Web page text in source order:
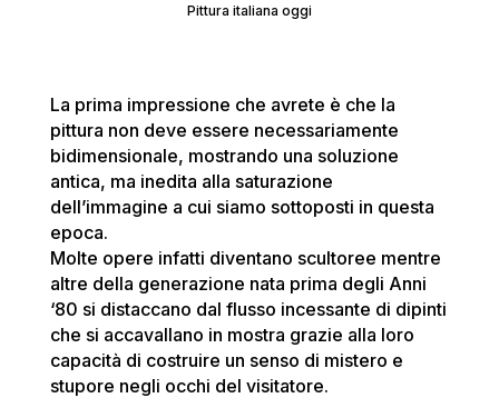
Pittura italiana oggi
La prima impressione che avrete è che la
pittura non deve essere necessariamente
bidimensionale, mostrando una soluzione
antica, ma inedita alla saturazione
dell’immagine a cui siamo sottoposti in questa
epoca.
Molte opere infatti diventano scultoree mentre
altre della generazione nata prima degli Anni
‘80 si distaccano dal flusso incessante di dipinti
che si accavallano in mostra grazie alla loro
capacità di costruire un senso di mistero e
stupore negli occhi del visitatore.